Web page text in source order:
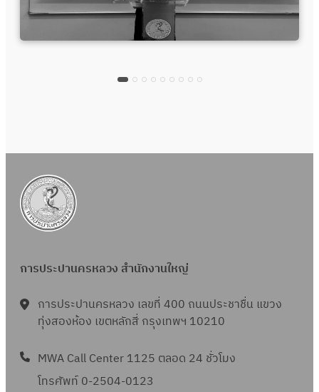
การประปานครหลวง สำนักงานใหญ่
การประปานครหลวง เลขที่ 400 ถนนประชาชื่น แขวง
ทุ่งสองห้อง เขตหลักสี่ กรุงเทพฯ 10210
MWA Call Center 1125 ตลอด 24 ชั่วโมง
โทรศัพท์ 0-2504-0123